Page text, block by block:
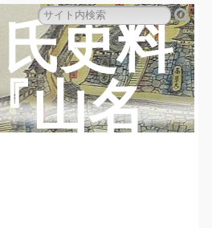
史料
山名